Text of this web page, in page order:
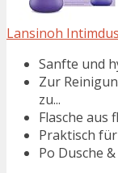
Lansinoh
Sanfte und
Zur
zu...
Flasche aus
Praktisch
Po Dusche